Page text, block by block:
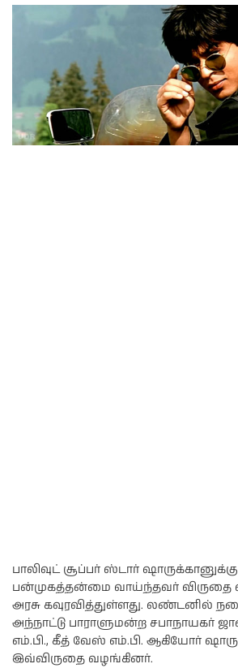
பாலிவுட் சூப்பர் ஸ்டார்
பன்முகத்தன்மை வாய்ந்தவர் விருதை
அரசு கவுரவித்துள்ளது. லண்டனில்
அந்நாட்டு பாராளுமன்ற சபாநாயகர்
எம்.பி., கீத் வேஸ் எம்.பி. ஆகியோர்
இவ்விருதை வழங்கினர்.